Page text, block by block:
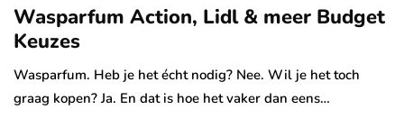
Wasparfum Action, Lidl & meer Budget
Keuzes
Wasparfum. Heb je het écht nodig? Nee. Wil je het toch
graag kopen? Ja. En dat is hoe het vaker dan eens…